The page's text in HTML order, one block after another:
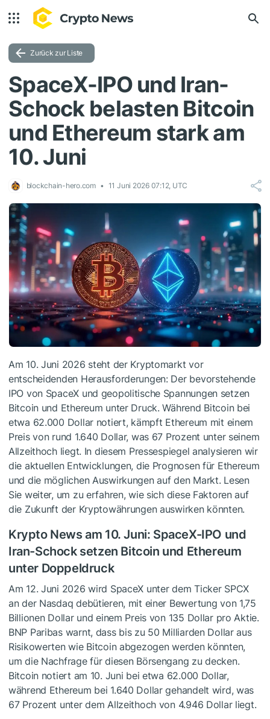
Zurück zur Liste
SpaceX-IPO und Iran-
Schock belasten Bitcoin
und Ethereum stark am
10. Juni
blockchain-hero.com 11 Juni 2026 07:12, UTC
Am 10. Juni 2026 steht der Kryptomarkt vor
entscheidenden Herausforderungen: Der bevorstehende
IPO von SpaceX und geopolitische Spannungen setzen
Bitcoin und Ethereum unter Druck. Während Bitcoin bei
etwa 62.000 Dollar notiert, kämpft Ethereum mit einem
Preis von rund 1.640 Dollar, was 67 Prozent unter seinem
Allzeithoch liegt. In diesem Pressespiegel analysieren wir
die aktuellen Entwicklungen, die Prognosen für Ethereum
und die möglichen Auswirkungen auf den Markt. Lesen
Sie weiter, um zu erfahren, wie sich diese Faktoren auf
die Zukunft der Kryptowährungen auswirken könnten.
Krypto News am 10. Juni: SpaceX-IPO und
Iran-Schock setzen Bitcoin und Ethereum
unter Doppeldruck
Am 12. Juni 2026 wird SpaceX unter dem Ticker SPCX
an der Nasdaq debütieren, mit einer Bewertung von 1,75
Billionen Dollar und einem Preis von 135 Dollar pro Aktie.
BNP Paribas warnt, dass bis zu 50 Milliarden Dollar aus
Risikowerten wie Bitcoin abgezogen werden könnten,
um die Nachfrage für diesen Börsengang zu decken.
Bitcoin notiert am 10. Juni bei etwa 62.000 Dollar,
während Ethereum bei 1.640 Dollar gehandelt wird, was
67 Prozent unter dem Allzeithoch von 4.946 Dollar liegt.